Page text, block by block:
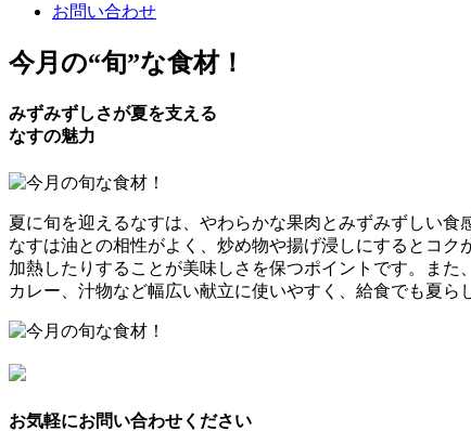
お問い合わせ
今月の“旬”な食材！
みずみずしさが夏を支える
なすの魅力
夏に旬を迎えるなすは、やわらかな果肉とみずみずしい
なすは油との相性がよく、炒め物や揚げ浸しにするとコ
加熱したりすることが美味しさを保つポイントです。ま
カレー、汁物など幅広い献立に使いやすく、給食でも夏ら
お気軽にお問い合わせください